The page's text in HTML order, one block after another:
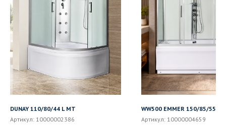
DUNAY 110/80/44 L MT
Артикул: 10000002386
WW500 EMMER 150/85/55-2
Артикул: 10000004659